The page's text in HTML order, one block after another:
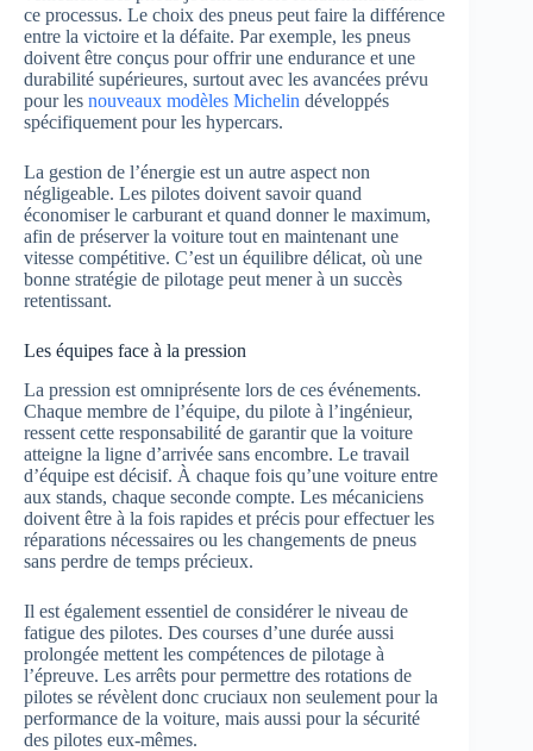
ce processus. Le choix des pneus peut faire la différence
entre la victoire et la défaite. Par exemple, les pneus
doivent être conçus pour offrir une endurance et une
durabilité supérieures, surtout avec les avancées prévu
pour les nouveaux modèles Michelin développés
spécifiquement pour les hypercars.
La gestion de l’énergie est un autre aspect non
négligeable. Les pilotes doivent savoir quand
économiser le carburant et quand donner le maximum,
afin de préserver la voiture tout en maintenant une
vitesse compétitive. C’est un équilibre délicat, où une
bonne stratégie de pilotage peut mener à un succès
retentissant.
Les équipes face à la pression
La pression est omniprésente lors de ces événements.
Chaque membre de l’équipe, du pilote à l’ingénieur,
ressent cette responsabilité de garantir que la voiture
atteigne la ligne d’arrivée sans encombre. Le travail
d’équipe est décisif. À chaque fois qu’une voiture entre
aux stands, chaque seconde compte. Les mécaniciens
doivent être à la fois rapides et précis pour effectuer les
réparations nécessaires ou les changements de pneus
sans perdre de temps précieux.
Il est également essentiel de considérer le niveau de
fatigue des pilotes. Des courses d’une durée aussi
prolongée mettent les compétences de pilotage à
l’épreuve. Les arrêts pour permettre des rotations de
pilotes se révèlent donc cruciaux non seulement pour la
performance de la voiture, mais aussi pour la sécurité
des pilotes eux-mêmes.